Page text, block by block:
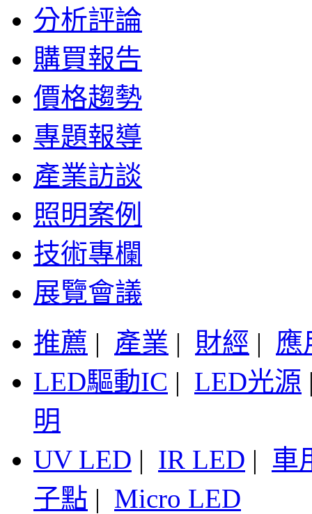
分析評論
購買報告
價格趨勢
專題報導
產業訪談
照明案例
技術專欄
展覽會議
推薦 | 產業 | 財經 | 應
LED驅動IC | LED光源
明
UV LED | IR LED | 車
子點 | Micro LED